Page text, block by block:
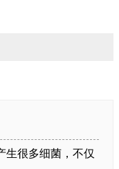
很多细菌，不仅